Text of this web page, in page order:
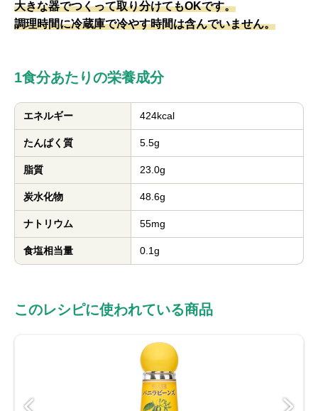
大きな器でつくって取り分けてもOKです。
調理時間に冷蔵庫で冷やす時間は含んでいません。
1食分あたりの栄養成分
エネルギー 424kcal
たんぱく質 5.5g
脂質 23.0g
炭水化物 48.6g
ナトリウム 55mg
食塩相当量 0.1g
このレシピに使われている商品